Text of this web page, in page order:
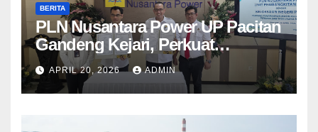
BERITA
PLN Nusantara Power UP Pacitan
Gandeng Kejari, Perkuat
Penanganan Hukum Perdata dan
TUN
APRIL 20, 2026 ADMIN